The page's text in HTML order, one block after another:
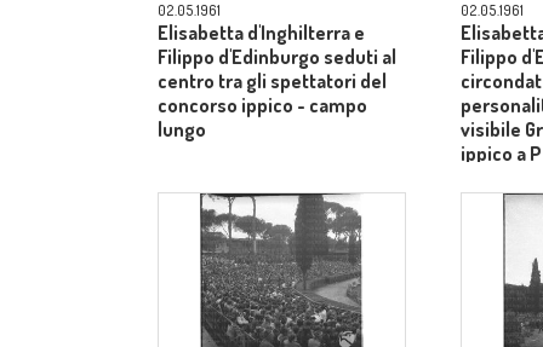
02.05.1961
Elisabetta d'Inghilterra e
Filippo d'Edinburgo seduti al
centro tra gli spettatori del
concorso ippico - campo
lungo
02.05.1961
Filippo
visibile
ippico a